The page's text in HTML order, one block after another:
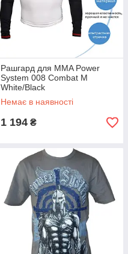
Рашгард для MMA Power
System 008 Combat M
White/Black
Немає в наявності
1 194 ₴